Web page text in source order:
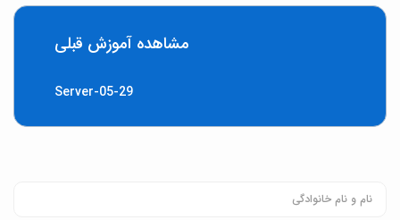
مشاهده آموزش قبلی
Server-05-29